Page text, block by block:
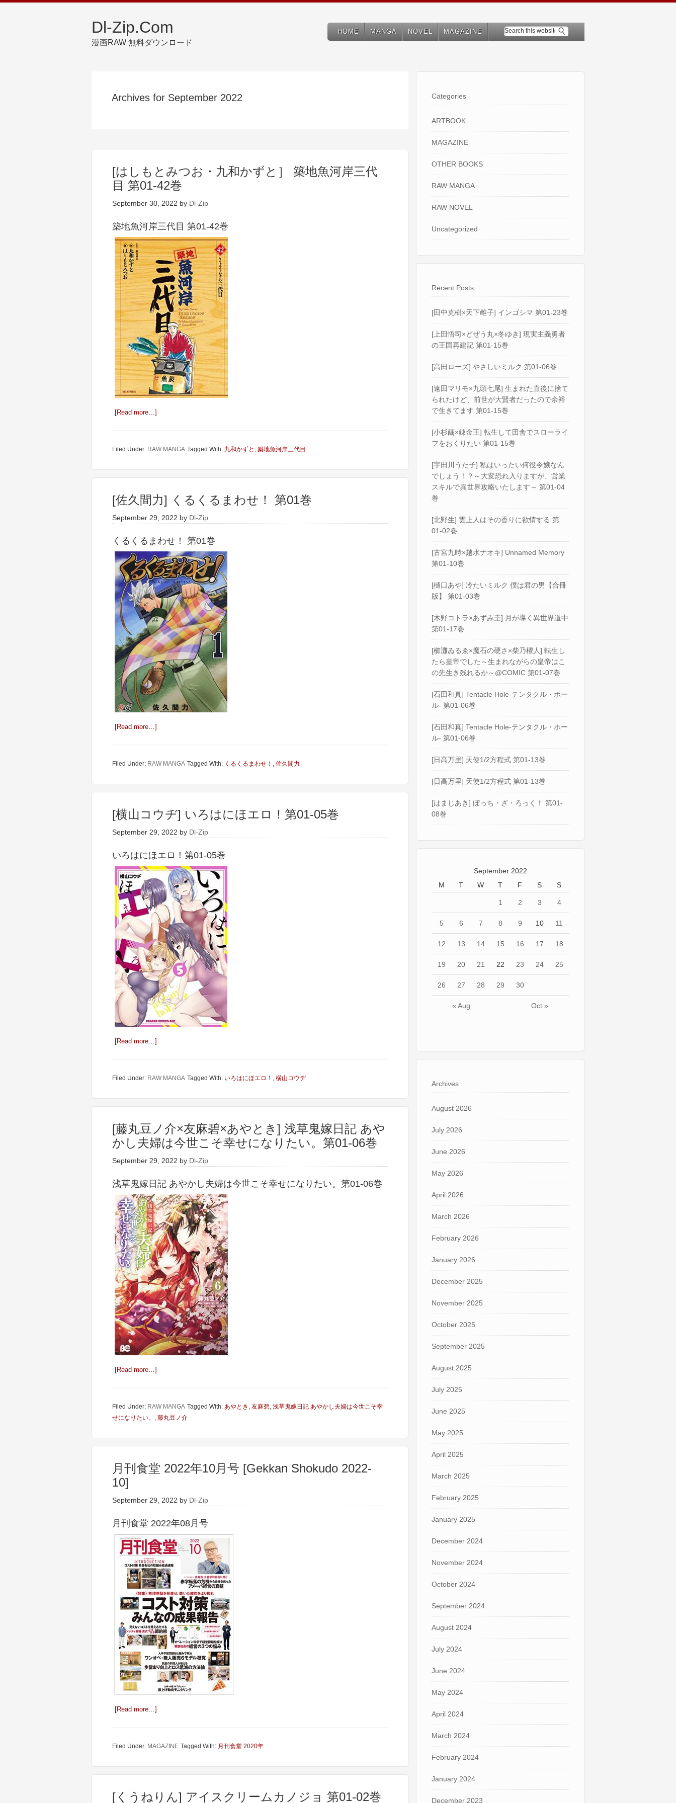
Dl-Zip.Com
漫画RAW 無料ダウンロード
HOME MANGA NOVEL MAGAZINE
Archives for September 2022
[はしもとみつお・九和かずと］ 築地魚河岸三代
目 第01-42巻
September 30, 2022 by Dl-Zip
築地魚河岸三代目 第01-42巻
[Read more…]
Filed Under: RAW MANGA Tagged With: 九和かずと , 築地魚河岸三代目
[佐久間力] くるくるまわせ！ 第01巻
September 29, 2022 by Dl-Zip
くるくるまわせ！ 第01巻
[Read more…]
Filed Under: RAW MANGA Tagged With: くるくるまわせ！ , 佐久間力
[横山コウヂ] いろはにほエロ！第01-05巻
September 29, 2022 by Dl-Zip
いろはにほエロ！第01-05巻
[Read more…]
Filed Under: RAW MANGA Tagged With: いろはにほエロ！ , 横山コウヂ
[藤丸豆ノ介×友麻碧×あやとき] 浅草鬼嫁日記 あや
かし夫婦は今世こそ幸せになりたい。第01-06巻
September 29, 2022 by Dl-Zip
浅草鬼嫁日記 あやかし夫婦は今世こそ幸せになりたい。第01-06巻
[Read more…]
Filed Under: RAW MANGA Tagged With: あやとき , 友麻碧, 浅草鬼嫁日記 あやかし夫婦は今世こそ幸
せになりたい。 , 藤丸豆ノ介
月刊食堂 2022年10月号 [Gekkan Shokudo 2022-
10]
September 29, 2022 by Dl-Zip
月刊食堂 2022年08月号
[Read more…]
Filed Under: MAGAZINE Tagged With: 月刊食堂 2020年
[くうねりん] アイスクリームカノジョ 第01-02巻
Categories
ARTBOOK
MAGAZINE
OTHER BOOKS
RAW MANGA
RAW NOVEL
Uncategorized
Recent Posts
[田中克樹×天下雌子] インゴシマ 第01-23巻
[上田悟司×どぜう丸×冬ゆき] 現実主義勇者
の王国再建記 第01-15巻
[高田ローズ] やさしいミルク 第01-06巻
[遠田マリモ×九頭七尾] 生まれた直後に捨て
られたけど、前世が大賢者だったので余裕
で生きてます 第01-15巻
[小杉繭×錬金王] 転生して田舎でスローライ
フをおくりたい 第01-15巻
[宇田川うた子] 私はいったい何役令嬢なん
でしょう！？～大変恐れ入りますが、営業
スキルで異世界攻略いたします～ 第01-04
巻
[北野生] 雲上人はその香りに欲情する 第
01-02巻
[古宮九時×越水ナオキ] Unnamed Memory
第01-10巻
[樋口あや] 冷たいミルク 僕は君の男【合冊
版】 第01-03巻
[木野コトラ×あずみ圭] 月が導く異世界道中
第01-17巻
[櫛灘ゐるゑ×魔石の硬さ×柴乃櫂人] 転生し
たら皇帝でした～生まれながらの皇帝はこ
の先生き残れるか～@COMIC 第01-07巻
[石田和真] Tentacle Hole-テンタクル・ホー
ル- 第01-06巻
[石田和真] Tentacle Hole-テンタクル・ホー
ル- 第01-06巻
[日高万里] 天使1/2方程式 第01-13巻
[日高万里] 天使1/2方程式 第01-13巻
[はまじあき] ぼっち・ざ・ろっく！ 第01-
08巻
September 2022
M
T W T F S S
« Aug Oct »
1 2 3 4
5 6 7 8 9 10 11
12 13 14 15 16 17 18
19 20 21 22 23 24 25
26 27 28 29 30
Archives
August 2026
July 2026
June 2026
May 2026
April 2026
March 2026
February 2026
January 2026
December 2025
November 2025
October 2025
September 2025
August 2025
July 2025
June 2025
May 2025
April 2025
March 2025
February 2025
January 2025
December 2024
November 2024
October 2024
September 2024
August 2024
July 2024
June 2024
May 2024
April 2024
March 2024
February 2024
January 2024
December 2023